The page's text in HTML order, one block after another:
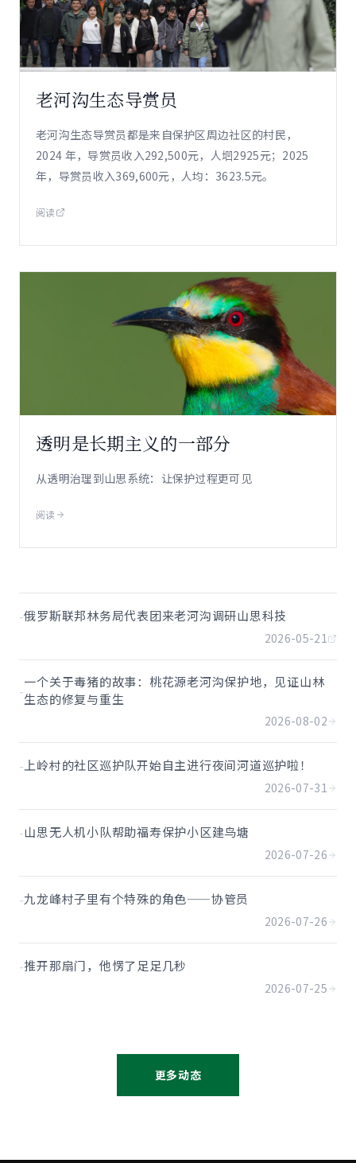
老河沟生态导赏员
老河沟生态导赏员都是来自保护区周边社区的村民，
2024 年，导赏员收入292,500元，人垇2925元；2025
年，导赏员收入369,600元，人均：3623.5元。
阅读
透明是长期主义的一部分
从透明治理到山思系统：让保护过程更可见
阅读
-俄罗斯联邦林务局代表团来老河沟调研山思科技
2026-05-21
-一个关于毒猪的故事：桃花源老河沟保护地，见证山林
生态的修复与重生
2026-08-02
- 上岭村的社区巡护队开始自主进行夜间河道巡护啦！
2026-07-31
-山思无人机小队帮助福寿保护小区建鸟塘
2026-07-26
-九龙峰村子里有个特殊的角色——协管员
2026-07-26
-推开那扇门，他愣了足足几秒
2026-07-25
更多动态